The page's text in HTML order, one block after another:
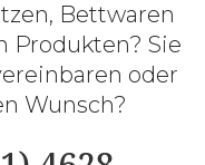
Bettwaren
Produkten? Sie
oder
Wunsch?